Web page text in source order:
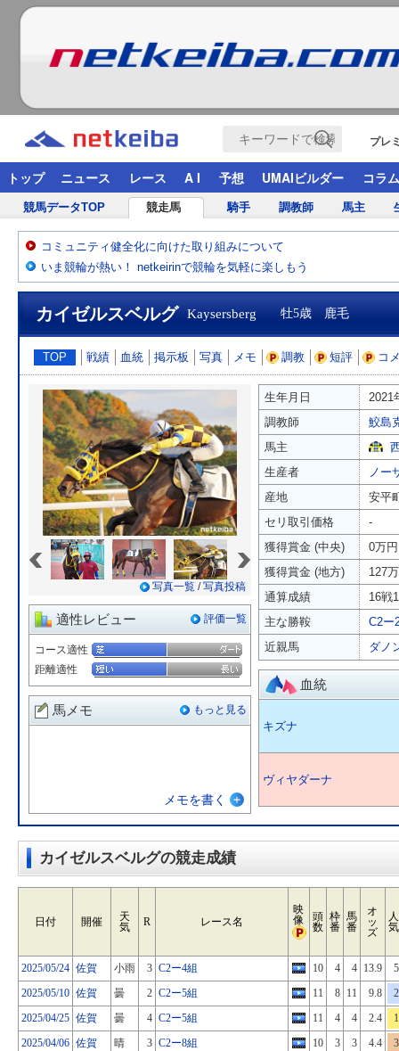
プレ
トップ ニュース レース A I 予想 UMAIビルダー コラム
競馬データTOP 競走馬 騎手 調教師 馬主
コミュニティ健全化に向けた取り組みについて
いま競輪が熱い！ netkeirinで競輪を気軽に楽しもう
カイゼルスベルグ Kaysersberg 牡5歳 鹿毛
TOP 戦績 血統 掲示板 写真 メモ 調教 短評 コ
写真一覧 /写真投稿
適性レビュー 評価一覧
コース適性
距離適性
馬メモ もっと見る
メモを書く
生年月日
2021
調教師
鮫島
馬主
生産者
ノー
産地
安平
セリ取引価格
-
獲得賞金 (中央)
0万円
獲得賞金 (地方)
127
通算成績
16戦
主な勝鞍
C2ー
近親馬
ダノ
血統
キズナ
ヴィヤダーナ
カイゼルスベルグの競走成績
日付 開催
天
気
R レース名
映
像
頭
数
枠
番
馬
番
オ
ッ
ズ
人
気
2025/05/24 佐賀 小雨 3 C2ー4組 10 4 4 13.9
5
2025/05/10 佐賀 曇 2 C2ー5組 11 8 11 9.8
2
2025/04/25 佐賀 曇 4 C2ー5組 11 4 4 2.4
1
2025/04/06 佐賀 晴 3 C2ー8組 10 3 3 4.4
3